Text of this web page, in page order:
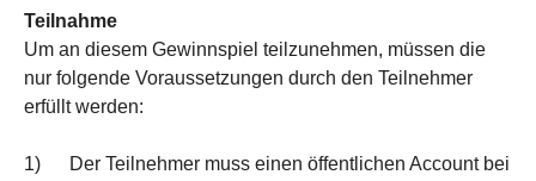
Teilnahme
Um an diesem Gewinnspiel teilzunehmen, müssen die
nur folgende Voraussetzungen durch den Teilnehmer
erfüllt werden:
1) Der Teilnehmer muss einen öffentlichen Account bei